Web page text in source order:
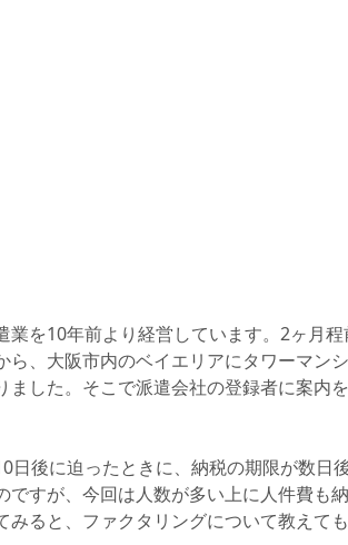
業を10年前より経営しています。2ヶ月
ら、大阪市内のベイエリアにタワーマン
ました。そこで派遣会社の登録者に案内
日後に迫ったときに、納税の期限が数日
ですが、今回は人数が多い上に人件費も
ると、ファクタリングについて教えても